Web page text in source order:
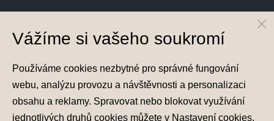
© Hyundai Motor Czech s.r.o.
Společnost je zapsána v obchodním rejstříku vedeném u Městského soudu v
Praze, oddíl C, vložka 202215, IČ 29127289
Vážíme si vašeho soukromí
Používáme cookies nezbytné pro správné fungování
webu, analýzu provozu a návštěvnosti a personalizaci
obsahu a reklamy. Spravovat nebo blokovat využívání
jednotlivých druhů cookies můžete v Nastavení cookies.